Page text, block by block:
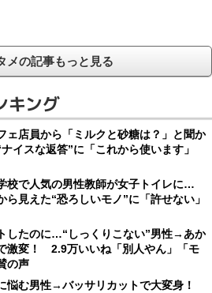
メの記事もっと見る
キング
ェ店員から「ミルクと砂糖は？」と聞か
スな返答”に「これから使います」
校で人気の男性教師が女子トイレに…
ら見えた“恐ろしいモノ”に「許せない」
したのに…“しっくりこない”男性→あか
激変！ 2.9万いいね「別人やん」「モ
の声
悩む男性→バッサリカットで大変身！